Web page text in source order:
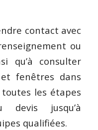
contact avec
ou
qu’à consulter
fenêtres dans
les étapes
jusqu’à
qualifiées.